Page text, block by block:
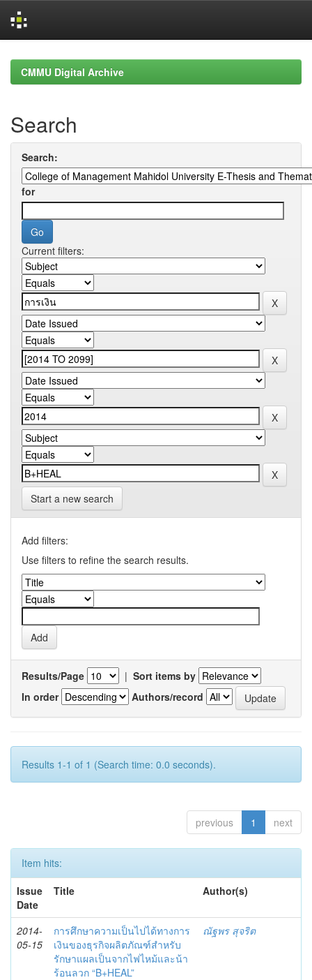
navigationCMMU Digital Archive
Search
Search:
for
Current filters:
Start a new search
Add filters:
Use filters to refine the search results.
Results/Page | Sort items by
In order
Authors/record
Results 1-1 of 1 (Search time: 0.0 seconds).
previous 1 next
Item hits:
Issue
Date
Title Author(s)
2014-
05-15
การศึกษาความเป็นไปได้ทางการ
เงินของธุรกิจผลิตภัณฑ์สำหรับ
รักษาแผลเป็นจากไฟไหม้และน้า
ร้อนลวก “B+HEAL”
ณัฐพร สุจริต